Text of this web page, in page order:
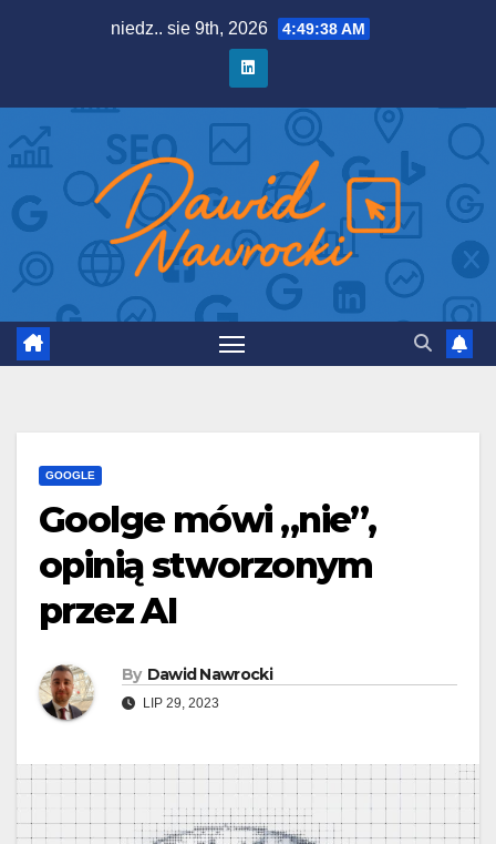
niedz.. sie 9th, 2026 4:49:40 AM
GOOGLE
Goolge mówi „nie”,
opinią stworzonym
przez AI
By Dawid Nawrocki
LIP 29, 2023